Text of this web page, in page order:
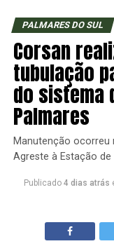
PALMARES DO SUL
Corsan
tubulação
do sistema
Palmares
Manutenção ocorreu
Agreste à Estação
Publicado 4 dias atrás